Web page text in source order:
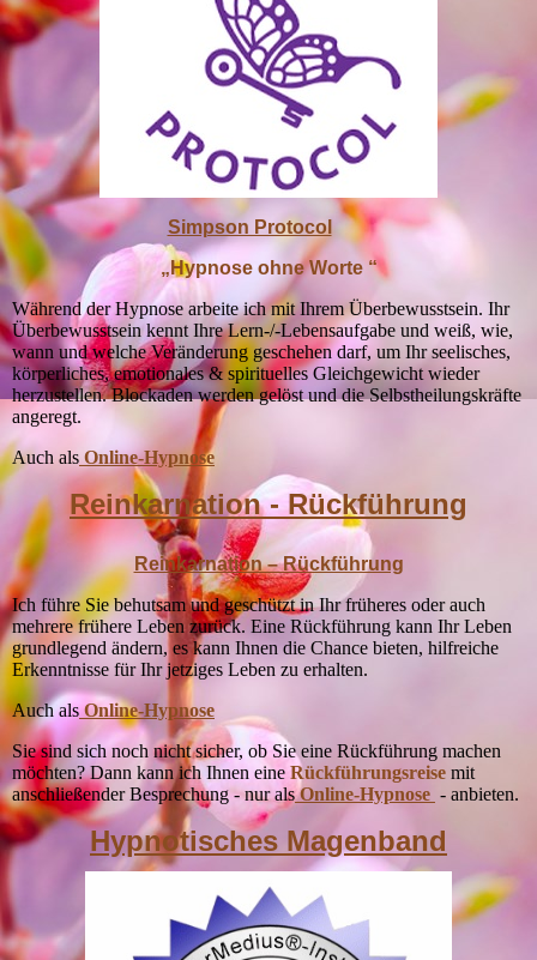
Simpson Protocol
„Hypnose ohne Worte “
Während der Hypnose arbeite ich mit Ihrem Überbewusstsein. Ihr
Überbewusstsein kennt Ihre Lern-/-Lebensaufgabe und weiß, wie,
wann und welche Veränderung geschehen darf, um Ihr seelisches,
körperliches, emotionales & spirituelles Gleichgewicht wieder
herzustellen. Blockaden werden gelöst und die Selbstheilungskräfte
angeregt.
Auch als Online-Hypnose
Reinkarnation - Rückführung
Reinkarnation – Rückführung
Ich führe Sie behutsam und geschützt in Ihr früheres oder auch
mehrere frühere Leben zurück. Eine Rückführung kann Ihr Leben
grundlegend ändern, es kann Ihnen die Chance bieten, hilfreiche
Erkenntnisse für Ihr jetziges Leben zu erhalten.
Auch alsOnline-Hypnose
Sie sind sich noch nicht sicher, ob Sie eine Rückführung machen
möchten?Dann kann ich Ihnen eine Rückführungsreise mit
anschließender Besprechung - nur als Online-Hypnose - anbieten.
Hypnotisches Magenband